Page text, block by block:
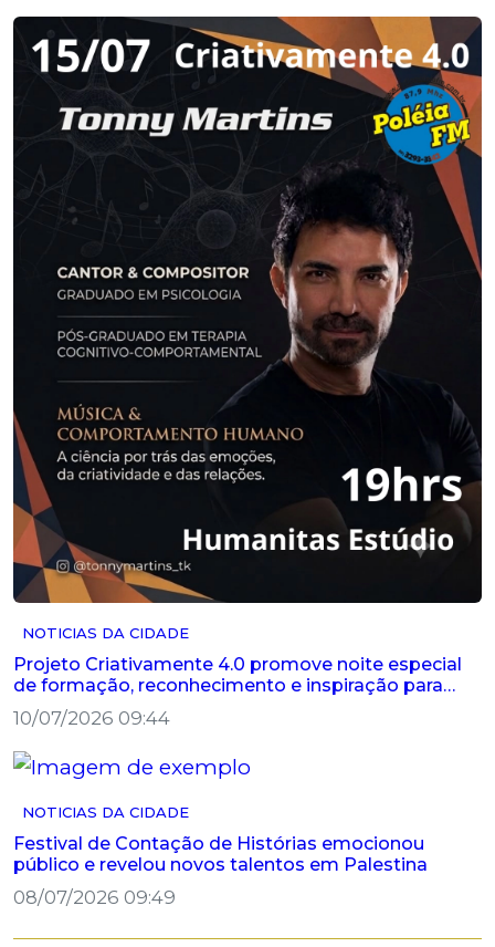
NOTICIAS DA CIDADE
Projeto Criativamente 4.0 promove noite especial
de formação, reconhecimento e inspiração para
artistas de Palestina
10/07/2026 09:44
NOTICIAS DA CIDADE
Festival de Contação de Histórias emocionou
público e revelou novos talentos em Palestina
08/07/2026 09:49